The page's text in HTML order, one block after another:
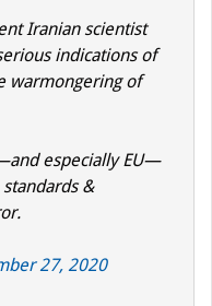
Iranian scientist
indications of
warmongering of
especially EU—
&
27, 2020